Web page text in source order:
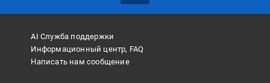
AI Служба поддержки
Информационный центр, FAQ
Написать нам сообщение